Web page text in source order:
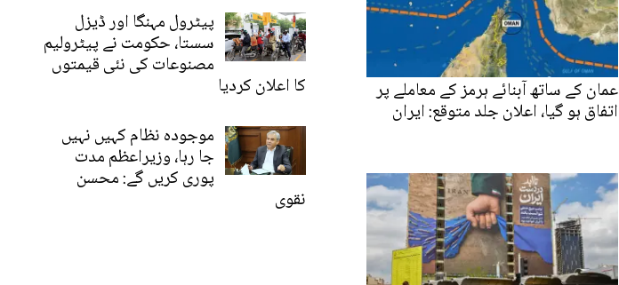
عمان کے ساتھ آبنائے ہرمز کے معاملے پر
اتفاق ہو گیا، اعلان جلد متوقع: ایران
پیٹرول مہنگا اور ڈیزل
سستا، حکومت نے پیٹرولیم
مصنوعات کی نئی قیمتوں
کا اعلان کردیا
موجودہ نظام کہیں نہیں
جا رہا، وزیراعظم مدت
پوری کریں گے: محسن
نقوی